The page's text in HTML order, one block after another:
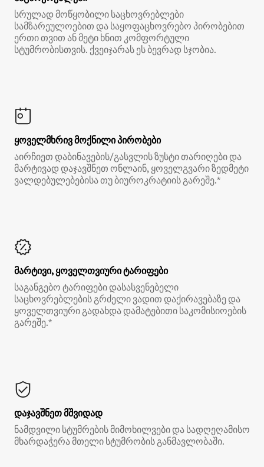
სრულად მოწყობილი საცხოვრებლები
სამზარეულოებით და საყოფაცხოვრებო პირობებით
ერთი თვით ან მეტი ხნით კომფორტული
სტუმრობისთვის. ქვეიჯარას ეს ბევრად სჯობია.
ყოველმხრივ მოქნილი პირობები
აირჩიეთ დაბინავების/გასვლის ზუსტი თარიღები და
მარტივად დაჯავშნეთ ონლაინ, ყოველგვარი ზედმეტი
ვალდებულებებისა თუ ბიუროკრატიის გარეშე.*
მარტივი, ყოველთვიური ტარიფები
საგანგებო ტარიფები დასასვენებელი
საცხოვრებლების გრძელი ვადით დაქირავებაზე და
ყოველთვიური გადახდა დამატებითი საკომისიოების
გარეშე.*
დაჯავშნეთ მშვიდად
ნამდვილი სტუმრების მიმოხილვები და სადღეღამისო
მხარდაჭერა მთელი სტუმრობის განმავლობაში.